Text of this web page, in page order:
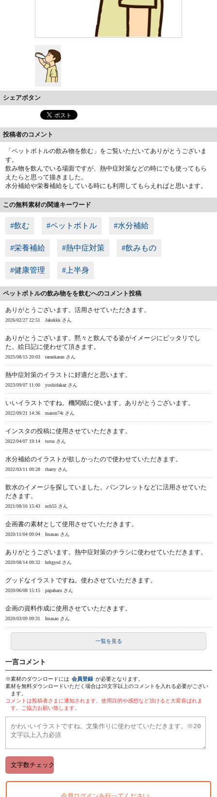
シェアボタン
投稿者のコメント
「ペットボトルの飲み物を飲む」をご覧いただいてありがとうございま
す。
飲み物を飲んでいる場面ですが、熱中症対策などの時にでも使ってもら
えたらと思って描きました。
水分補給や栄養補給をしている時にも利用してもらえればと思います。
この無料素材の関連キーワード
#飲む #ペットボトル #水分補給
#栄養補給 #熱中症対策 #飲みもの
#健康管理 #上半身
ペットボトルの飲み物をを飲むへのコメント投稿
ありがとうございます。活用させていただきます。
2026/02/27 22:51 Jakekkk さん
ありがとうございます。黙々と飲んでる姿がイメージにピッタリでし
た。絵日記に使わせて頂きます。
2025/08/15 20:03 rarankaran さん
熱中症対策のイラストに好適だと思います。
2023/09/07 11:00 yoshidakaz さん
いいイラストですね。機関紙に使います。ありがとうございます。
2022/09/21 14:36 maron74t さん
インスタの投稿に使用させていただきます。
2022/04/07 19:14 tsrou さん
水分補給のイラストが欲しかったので使わせていただきます。
2022/03/11 09:28 tharry さん
飲水のイメージを探していました。パンフレットなどに活用させていた
だきます。
2021/08/16 15:43 nch55 さん
企画書の素材として使用させていただきます。
2020/11/04 09:04 Imasao さん
ありがとうございます。熱中症対策のチラシに使わせていただきます。
2020/08/14 09:32 hdtgysd さん
グッドなイラストですね。使わさせていただきます。
2020/06/08 15:15 papaharu さん
企画の資料作成に使用させていただきます。
2020/03/09 09:31 Imasao さん
一覧を見る
一言コメント
※素材のダウンロードには 会員登録 が必要となります。
素材を無料ダウンロードいただく場合は20文字以上のコメントを入れる必要がござい
ます。
コメントは投稿者さまに通知されます。使用目的や感想など頂けると大変喜ばれま
す。ご協力お願い致します。